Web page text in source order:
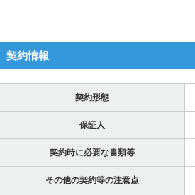
契約情報
契約形態
保証人
契約時に必要な書類等
その他の契約等の注意点